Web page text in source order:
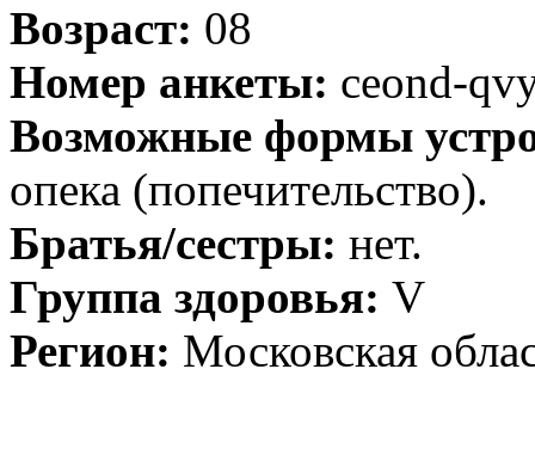
Возраст: 08
Номер анкеты: ceond-
Возможные формы
опека (попечительство).
Братья/сестры: нет.
Группа здоровья: V
Регион: Московская